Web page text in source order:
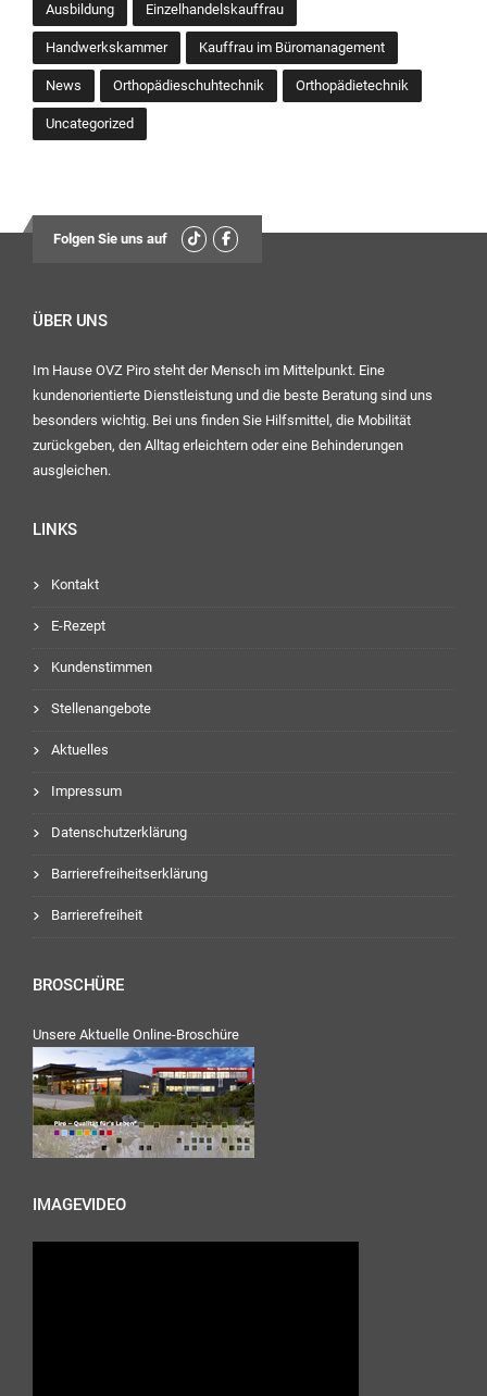
Ausbildung Einzelhandelskauffrau
Handwerkskammer Kauffrau im Büromanagement
News Orthopädieschuhtechnik Orthopädietechnik
Uncategorized
Folgen Sie uns auf
ÜBER UNS
Im Hause OVZ Piro steht der Mensch im Mittelpunkt. Eine
kundenorientierte Dienstleistung und die beste Beratung sind uns
besonders wichtig. Bei uns finden Sie Hilfsmittel, die Mobilität
zurückgeben, den Alltag erleichtern oder eine Behinderungen
ausgleichen.
LINKS
Kontakt
E-Rezept
Kundenstimmen
Stellenangebote
Aktuelles
Impressum
Datenschutzerklärung
Barrierefreiheitserklärung
Barrierefreiheit
BROSCHÜRE
Unsere Aktuelle Online-Broschüre
IMAGEVIDEO